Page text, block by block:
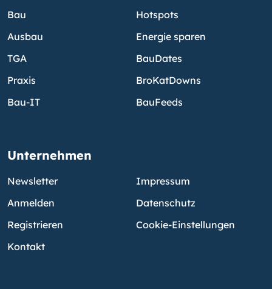
Bau
Ausbau
TGA
Praxis
Bau-IT
Hotspots
Energie sparen
BauDates
BroKatDowns
BauFeeds
Unternehmen
Newsletter
Anmelden
Registrieren
Kontakt
Impressum
Datenschutz
Cookie-Einstellungen